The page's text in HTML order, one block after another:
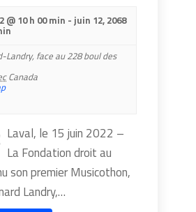
@ 10 h 00 min - juin 12, 2068
Landry, face au 228 boul des
Canada
Laval, le 15 juin 2022 –
La Fondation droit au
son premier Musicothon,
Landry,…